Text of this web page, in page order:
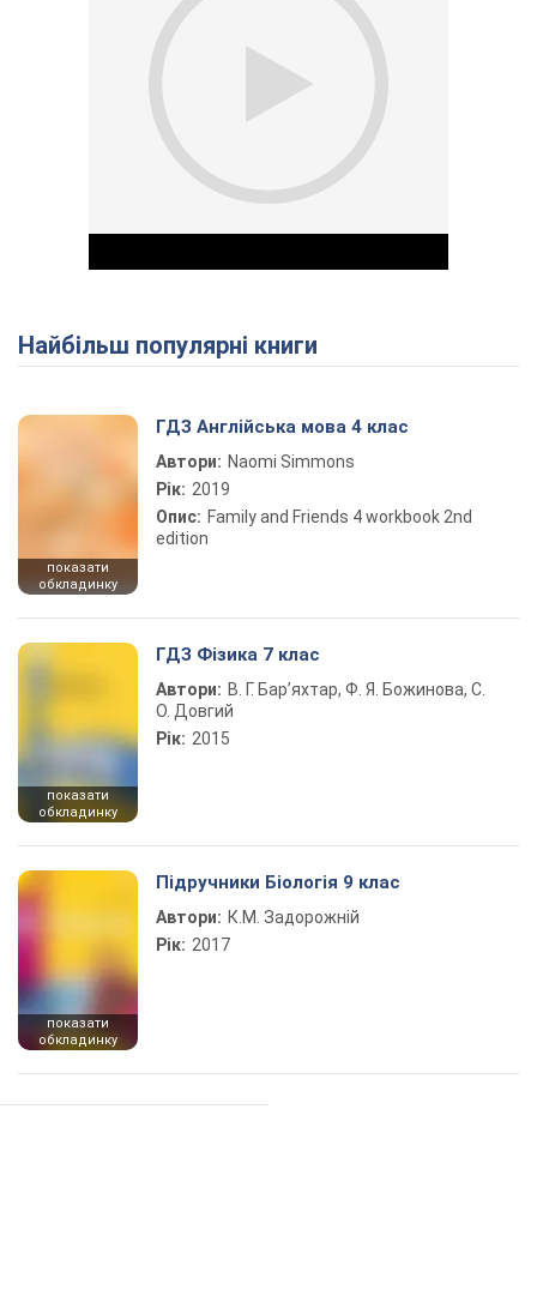
Play Video
Найбільш популярні книги
показати
обкладинку
ГДЗ Англійська мова 4 клас
Автори: Naomi Simmons
Рік: 2019
Опис: Family and Friends 4 workbook 2nd
edition
показати
обкладинку
ГДЗ Фізика 7 клас
Автори: В. Г. Бар’яхтар, Ф. Я. Божинова, С.
О. Довгий
Рік: 2015
показати
обкладинку
Підручники Біологія 9 клас
Автори: К.М. Задорожній
Рік: 2017